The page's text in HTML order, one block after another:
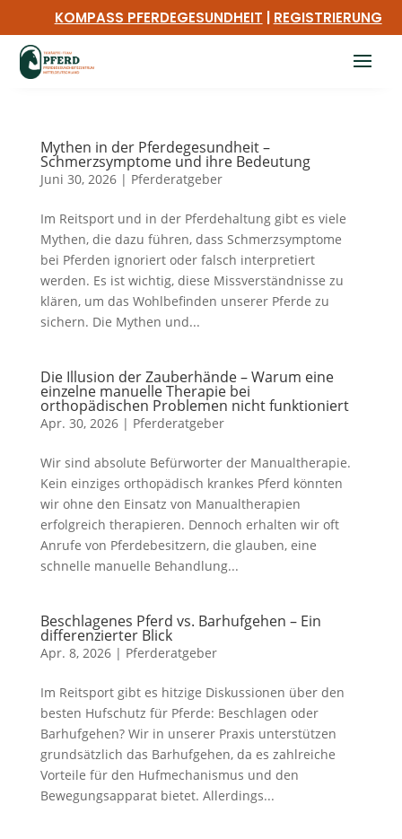
KOMPASS PFERDEGESUNDHEIT REGISTRIERUNG
Mythen in der Pferdegesundheit –
Schmerzsymptome und ihre Bedeutung
Juni 30, 2026| Pferderatgeber
Im Reitsport und in der Pferdehaltung gibt es viele
Mythen, die dazu führen, dass Schmerzsymptome
bei Pferden ignoriert oder falsch interpretiert
werden. Es ist wichtig, diese Missverständnisse zu
klären, um das Wohlbefinden unserer Pferde zu
sichern. Die Mythen und...
Die Illusion der Zauberhände – Warum eine
einzelne manuelle Therapie bei
orthopädischen Problemen nicht funktioniert
Apr. 30, 2026| Pferderatgeber
Wir sind absolute Befürworter der Manualtherapie.
Kein einziges orthopädisch krankes Pferd könnten
wir ohne den Einsatz von Manualtherapien
erfolgreich therapieren. Dennoch erhalten wir oft
Anrufe von Pferdebesitzern, die glauben, eine
schnelle manuelle Behandlung...
Beschlagenes Pferd vs. Barhufgehen – Ein
differenzierter Blick
Apr. 8, 2026| Pferderatgeber
Im Reitsport gibt es hitzige Diskussionen über den
besten Hufschutz für Pferde: Beschlagen oder
Barhufgehen? Wir in unserer Praxis unterstützen
grundsätzlich das Barhufgehen, da es zahlreiche
Vorteile für den Hufmechanismus und den
Bewegungsapparat bietet. Allerdings...